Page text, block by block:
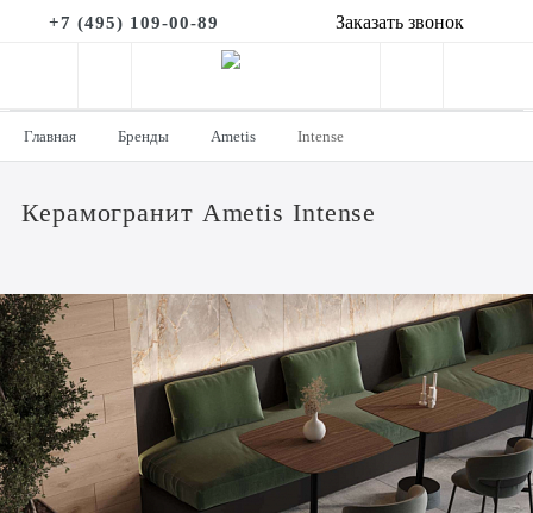
+7 (495) 109-00-89 Заказать звонок
Главная Бренды Ametis Intense
Керамогранит Ametis Intense